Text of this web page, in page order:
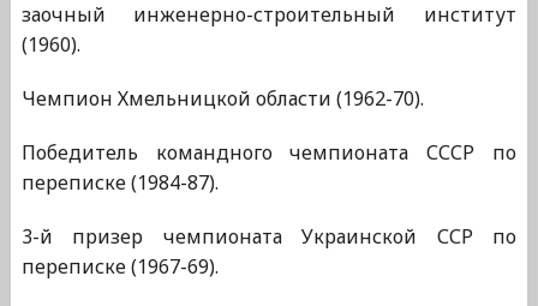
заочный инженерно-строительный институт
(1960).
Чемпион Хмельницкой области (1962-70).
Победитель командного чемпионата СССР по
переписке (1984-87).
3-й призер чемпионата Украинской ССР по
переписке (1967-69).